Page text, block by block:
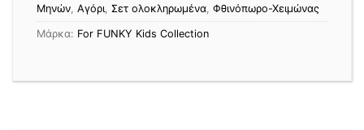
Μηνών Αγόρι Σετ ολοκληρωμένα Φθινόπωρο-Χειμώνας
Μάρκα: For FUNKY Kids Collection